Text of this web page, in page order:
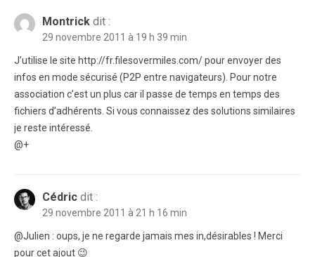
Montrick dit :
29 novembre 2011 à 19 h 39 min
J’utilise le site http://fr.filesovermiles.com/ pour envoyer des
infos en mode sécurisé (P2P entre navigateurs). Pour notre
association c’est un plus car il passe de temps en temps des
fichiers d’adhérents. Si vous connaissez des solutions similaires
je reste intéressé.
@+
Cédric dit :
29 novembre 2011 à 21 h 16 min
@Julien : oups, je ne regarde jamais mes in,désirables ! Merci
pour cet ajout 😉